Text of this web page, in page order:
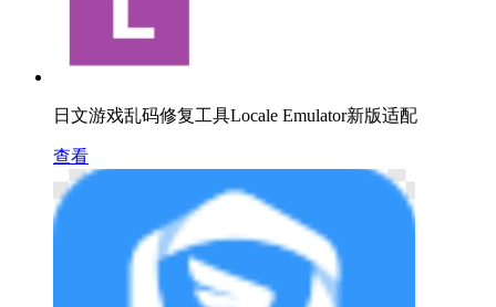
日文游戏乱码修复工具Locale Emulator新版适配
查看